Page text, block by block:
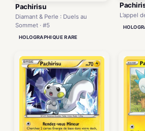
Pachirisu
Diamant & Perle : Duels au
Sommet · #5
HOLOGRAPHIQUE RARE
L’appel